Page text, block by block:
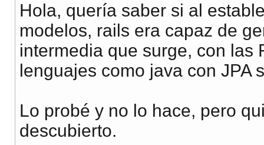
Hola, quería saber si al
modelos, rails era capaz de
intermedia que surge, con las
lenguajes como java con JPA
Lo probé y no lo hace, pero
descubierto.